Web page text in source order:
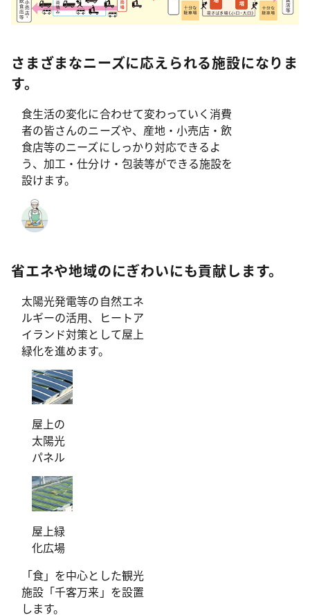
さまざまなニーズに応えられる施設になりま
す。
食生活の変化に合わせて変わっていく消費
者の皆さんのニーズや、産地・小売店・飲
食店等のニーズにしっかり対応できるよ
う、加工・仕分け・包装等ができる施設を
設けます。
省エネや地域のにぎわいにも貢献します。
太陽光発電等の自然エネ
ルギーの活用、ヒートア
イランド対策として屋上
緑化を進めます。
屋上の
太陽光
パネル
屋上緑
化広場
「食」を中心とした観光
施設「千客万来」を設置
します。